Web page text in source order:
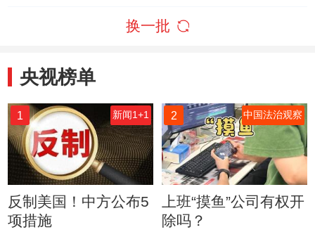
换一批
央视榜单
1 新闻1+1
反制美国！中方公布5
项措施
2 中国法治观察
上班“摸鱼”公司有权开
除吗？